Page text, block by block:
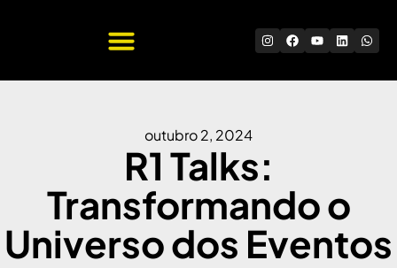
outubro 2, 2024
R1 Talks:
Transformando o
Universo dos Eventos